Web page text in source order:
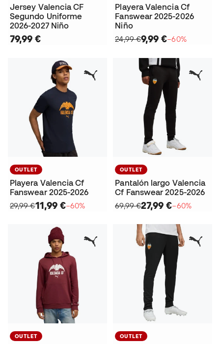
Jersey Valencia CF
Segundo Uniforme
2026-2027 Niño
79,99 €
Playera Valencia Cf
Fanswear 2025-2026
Niño
24,99 €9,99 €−60%
OUTLET
Playera Valencia Cf
Fanswear 2025-2026
29,99 €11,99 €−60%
OUTLET
Pantalón largo Valencia
Cf Fanswear 2025-2026
69,99 €27,99 €−60%
OUTLET OUTLET